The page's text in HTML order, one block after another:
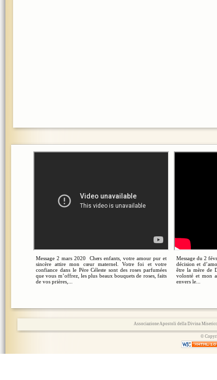
Message 2 mars 2020 Chers enfants, votre amour pur et
sincère attire mon cœur maternel. Votre foi et votre
confiance dans le Père Céleste sont des roses parfumées
que vous m’offrez, les plus beaux bouquets de roses, faits
de vos prières,...
Message du 2
décision et
être la mère de
volonté et mon
envers le...
Associazione Apostoli della Divina
©